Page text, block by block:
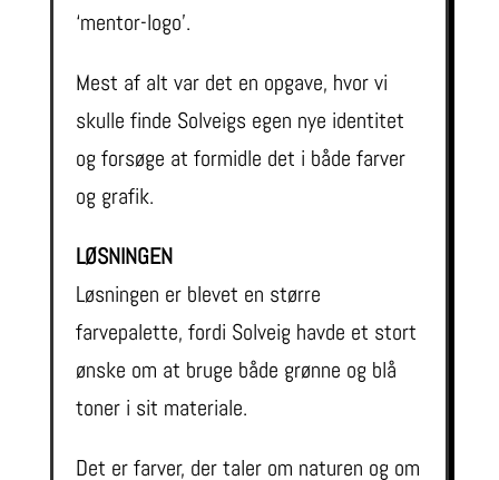
‘mentor-logo’.
Mest af alt var det en opgave, hvor vi
skulle finde Solveigs egen nye identitet
og forsøge at formidle det i både farver
og grafik.
LØSNINGEN
Løsningen er blevet en større
farvepalette, fordi Solveig havde et stort
ønske om at bruge både grønne og blå
toner i sit materiale.
Det er farver, der taler om naturen og om